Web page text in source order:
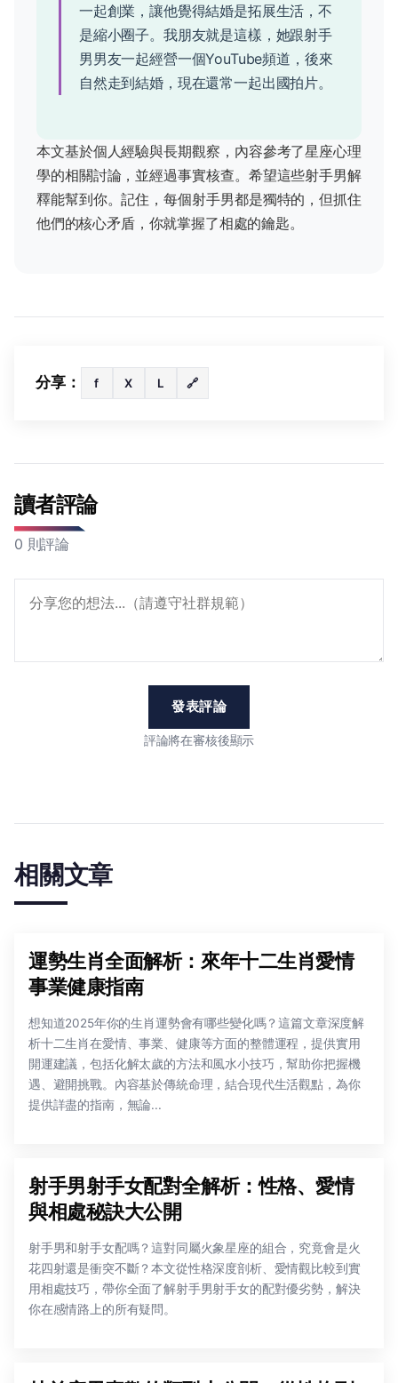
一起創業，讓他覺得結婚是拓展生活，不
是縮小圈子。我朋友就是這樣，她跟射手
男男友一起經營一個YouTube頻道，後來
自然走到結婚，現在還常一起出國拍片。
本文基於個人經驗與長期觀察，內容參考了星座心理
學的相關討論，並經過事實核查。希望這些射手男解
釋能幫到你。記住，每個射手男都是獨特的，但抓住
他們的核心矛盾，你就掌握了相處的鑰匙。
分享： f X L 🔗
讀者評論
0 則評論
發表評論
評論將在審核後顯示
相關文章
運勢生肖全面解析：來年十二生肖愛情
事業健康指南
想知道2025年你的生肖運勢會有哪些變化嗎？這篇文章深度解
析十二生肖在愛情、事業、健康等方面的整體運程，提供實用
開運建議，包括化解太歲的方法和風水小技巧，幫助你把握機
遇、避開挑戰。內容基於傳統命理，結合現代生活觀點，為你
提供詳盡的指南，無論...
射手男射手女配對全解析：性格、愛情
與相處秘訣大公開
射手男和射手女配嗎？這對同屬火象星座的組合，究竟會是火
花四射還是衝突不斷？本文從性格深度剖析、愛情觀比較到實
用相處技巧，帶你全面了解射手男射手女的配對優劣勢，解決
你在感情路上的所有疑問。